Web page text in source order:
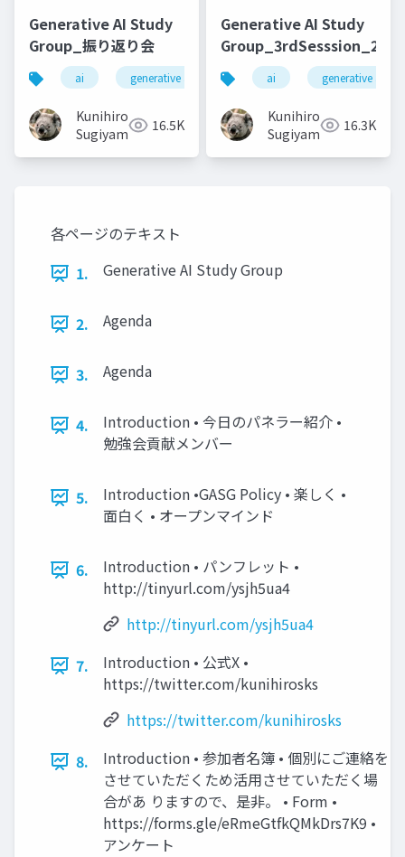
Generative AI Study
Group_振り返り会
ai generative ai machine learning deep
Kunihiro
Sugiyama
16.5K
Generative AI Study
ai generative ai
Kunihiro
Sugiyama
16.3K
各ページのテキスト
1.
Generative AI Study Group
2. Agenda
3. Agenda
4.
Introduction • 今日のパネラー紹介 •
勉強会貢献メンバー
5.
Introduction •GASG Policy • 楽しく •
面白く • オープンマインド
6.
Introduction • パンフレット •
http://tinyurl.com/ysjh5ua4
http://tinyurl.com/ysjh5ua4
7.
Introduction • 公式X •
https://twitter.com/kunihirosks
https://twitter.com/kunihirosks
8.
Introduction • 参加者名簿 • 個別にご連絡を
させていただくため活用させていただく場
合があ りますので、是非。 • Form •
https://forms.gle/eRmeGtfkQMkDrs7K9 •
アンケート